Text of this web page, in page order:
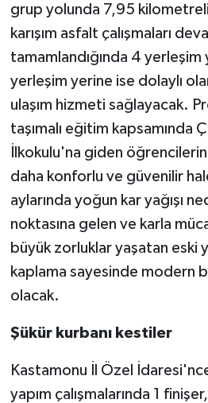
grup yolunda 7,95
karışım asfalt çalışmaları
tamamlandığında 4
yerleşim yerine ise dolaylı
ulaşım hizmeti sağlayacak.
taşımalı eğitim kapsamında
İlkokulu'na giden öğrencilerin
daha konforlu ve güvenilir
aylarında yoğun kar yağışı
noktasına gelen ve karla
büyük zorluklar yaşatan eski
kaplama sayesinde modern
olacak.
Şükür kurbanı kestiler
Kastamonu İl Özel
yapım çalışmalarında 1